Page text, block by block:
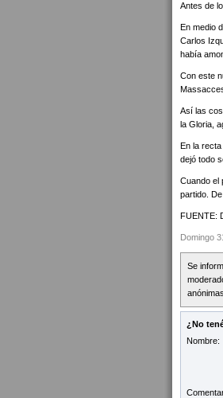
Antes de
En medio
Carlos
había
Con este
Así las
la Gloria,
En la
dejó todo
Cuando el
partido.
FUENTE:
Domingo
Se
¿No
Nombre: